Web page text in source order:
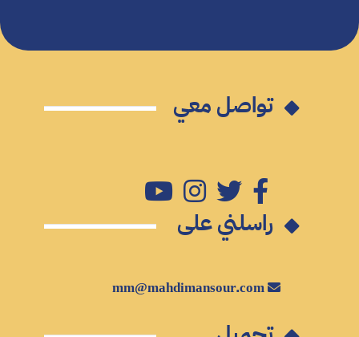
تواصل معي
راسلني على